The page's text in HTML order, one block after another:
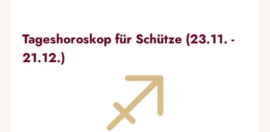
Tageshoroskop für Schütze (23.11. -
21.12.)